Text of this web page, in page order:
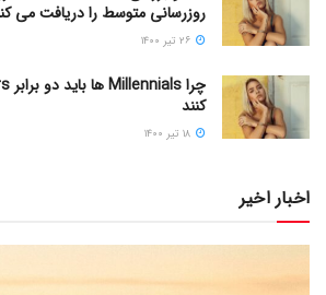
روزرسانی متوسط را دریافت می
کنند
اخبار اخیر